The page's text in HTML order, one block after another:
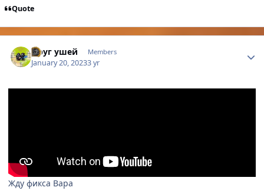
Quote
Друг ушей Members
January 20, 20233 yr
Жду фикса Вара